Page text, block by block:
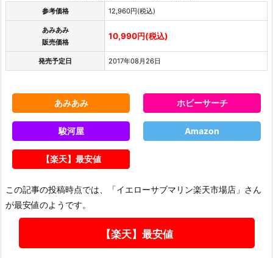
参考価格 12,960円(税込)
あみあみ
販売価格
10,990円(税込)
発売予定日 2017年08月26日
あみあみ ホビーサーチ
駿河屋 Amazon
【楽天】最安値
この記事の投稿時点では、「イエローサブマリン楽天市場店」さん
が最安値のようです。
【楽天】最安値